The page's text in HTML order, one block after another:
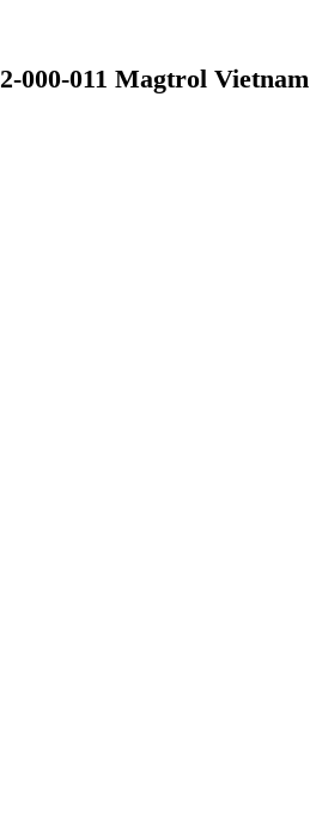
000-011 Magtrol Vietnam